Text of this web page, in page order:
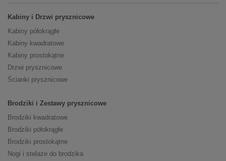
Kabiny i Drzwi prysznicowe
Kabiny półokrągłe
Kabiny kwadratowe
Kabiny prostokątne
Drzwi prysznicowe
Ścianki prysznicowe
Brodziki i Zestawy prysznicowe
Brodziki kwadratowe
Brodziki półokrągłe
Brodziki prostokątne
Nogi i stelaże do brodzika